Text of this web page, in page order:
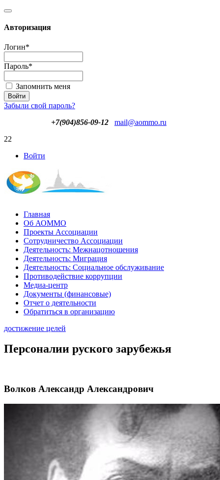
Авторизация
Логин*
Пароль*
Запомнить меня
Забыли свой пароль?
+7(904)856-09-12
mail@aommo.ru
22
Войти
Главная
Об АОММО
Проекты Ассоциации
Сотрудничество Ассоциации
Деятельность: Межнацотношения
Деятельность: Миграция
Деятельность: Социальное обслуживание
Противодействие коррупции
Медиа-центр
Документы (финансовые)
Отчет о деятельности
Обратиться в организацию
достижение целей
Персоналии руского зарубежья
Волков Александр Александрович